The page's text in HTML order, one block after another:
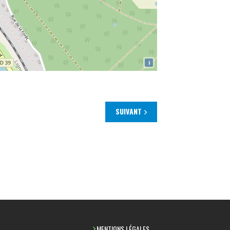
i
SUIVANT